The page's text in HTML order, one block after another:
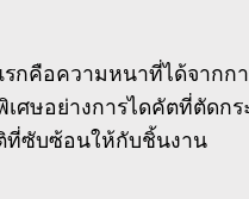
กคือความหนาที่ได้จาก
ศษอย่างการไดคัตที่ตัดก
ที่ซับซ้อนให้กับชิ้นงาน